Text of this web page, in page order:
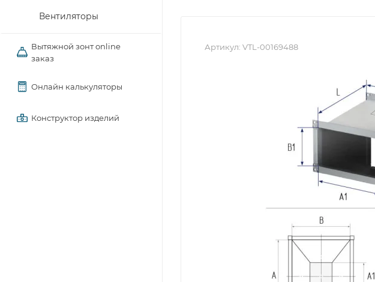
Вентиляторы
Вытяжной зонт online
заказ
Онлайн калькуляторы
Конструктор изделий
Артикул: VTL-00169488